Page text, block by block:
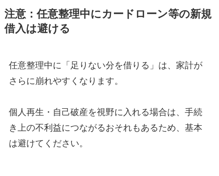
注意：任意整理中にカードローン等の新規
借入は避ける
任意整理中に「足りない分を借りる」は、家計が
さらに崩れやすくなります。
個人再生・自己破産を視野に入れる場合は、手続
き上の不利益につながるおそれもあるため、基本
は避けてください。